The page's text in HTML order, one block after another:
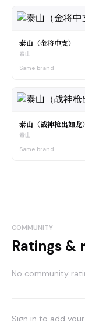
泰山（金将中支）
泰山
Same brand
泰山（战神枪出如龙）
泰山
Same brand
COMMUNITY
Ratings &
No community
Sign in to add